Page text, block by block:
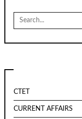
Search
for:
CTET
CURRENT AFFAIRS